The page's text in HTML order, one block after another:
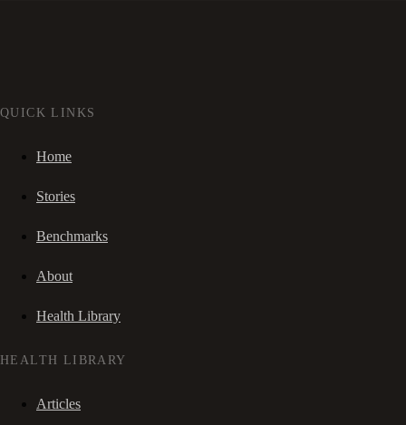
QUICK LINKS
Home
Stories
Benchmarks
About
Health Library
HEALTH LIBRARY
Articles